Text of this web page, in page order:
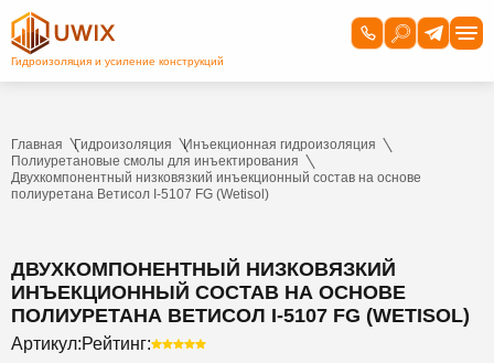
Главная Гидроизоляция
Инъекционная гидроизоляция
Полиуретановые смолы для инъектирования
Двухкомпонентный низковязкий инъекционный состав на основе
полиуретана Ветисол I-5107 FG (Wetisol)
ДВУХКОМПОНЕНТНЫЙ НИЗКОВЯЗКИЙ
ИНЪЕКЦИОННЫЙ СОСТАВ НА ОСНОВЕ
ПОЛИУРЕТАНА ВЕТИСОЛ I-5107 FG (WETISOL)
Артикул:Рейтинг: